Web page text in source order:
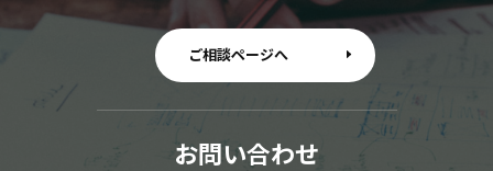
ご相談ページへ
お問い合わせ